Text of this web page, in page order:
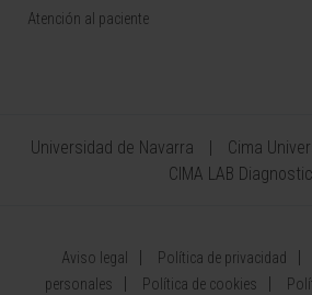
Atención al paciente
Universidad de Navarra
Cima
CIMA LAB
Aviso legal Política de privacidad
personales
Política de cookies